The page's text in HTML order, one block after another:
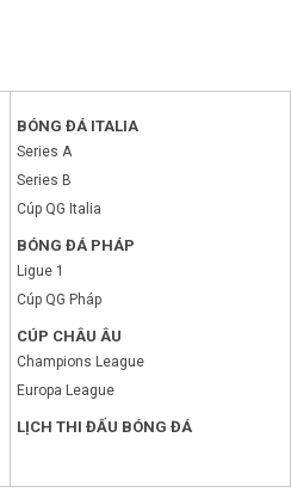
BÓNG ĐÁ ITALIA
Series A
Series B
Cúp QG Italia
BÓNG ĐÁ PHÁP
Ligue 1
Cúp QG Pháp
CÚP CHÂU ÂU
Champions League
Europa League
LỊCH THI ĐẤU BÓNG ĐÁ